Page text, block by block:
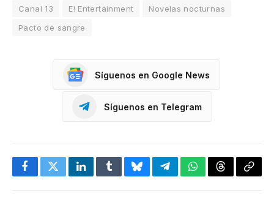
Canal 13 E! Entertainment
Novelas nocturnas
Pacto de sangre
Síguenos en Google News
Síguenos en Telegram
FacebookTwitterLinkedInTumblrBlueskyTelegramWhatsApp
Threads